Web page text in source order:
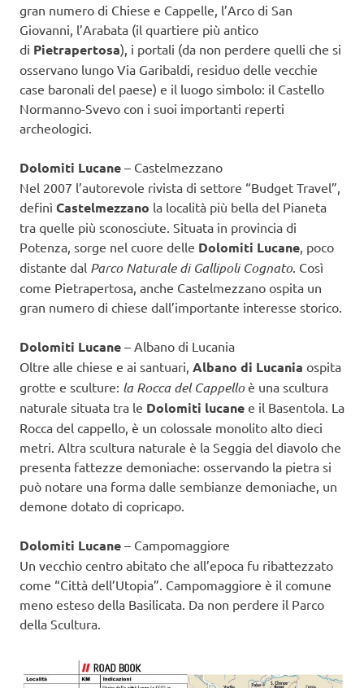
gran numero di Chiese e Cappelle, l’Arco di San
Giovanni, l’Arabata (il quartiere più antico
di Pietrapertosa), i portali (da non perdere quelli che si
osservano lungo Via Garibaldi, residuo delle vecchie
case baronali del paese) e il luogo simbolo: il Castello
Normanno-Svevo con i suoi importanti reperti
archeologici.
Dolomiti Lucane – Castelmezzano
Nel 2007 l’autorevole rivista di settore “Budget Travel”,
definì Castelmezzano la località più bella del Pianeta
tra quelle più sconosciute. Situata in provincia di
Potenza, sorge nel cuore delle Dolomiti Lucane , poco
distante dal Parco Naturale di Gallipoli Cognato. Così
come Pietrapertosa, anche Castelmezzano ospita un
gran numero di chiese dall’importante interesse storico.
Dolomiti Lucane – Albano di Lucania
Oltre alle chiese e ai santuari, Albano di Lucania ospita
grotte e sculture: la Rocca del Cappelloè una scultura
naturale situata tra le Dolomiti lucane e il Basentola. La
Rocca del cappello, è un colossale monolito alto dieci
metri. Altra scultura naturale è la Seggia del diavolo che
presenta fattezze demoniache: osservando la pietra si
può notare una forma dalle sembianze demoniache, un
demone dotato di copricapo.
Dolomiti Lucane – Campomaggiore
Un vecchio centro abitato che all’epoca fu ribattezzato
come “Città dell’Utopia”. Campomaggiore è il comune
meno esteso della Basilicata. Da non perdere il Parco
della Scultura.